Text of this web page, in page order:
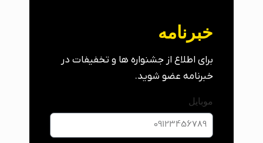
خبرنامه
برای اطلاع از جشنواره ها و تخفیفات در
خبرنامه عضو شوید.
موبایل